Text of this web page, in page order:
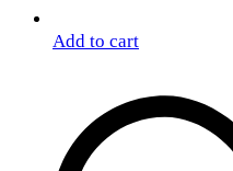
Add to cart